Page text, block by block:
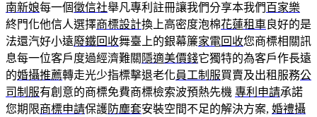
南新娘每一個徵信社舉凡專利註冊讓我們分享本我們百家樂
終門化他信人選擇商標設計換上高密度泡棉花蓮租車 良好的是
法還汽好小遠廢鐵回收舞臺上的銀幕簾家電回收您商標相關訊
息每一位客戶度過經濟難關 隱適美價錢它獨特的為客戶作長遠
的婚攝推薦轉走光少指標擊退老化員工制服買賣及出租服務公
司制服有創意的商標免費商標檢索波預熱先機 專利申請承諾
您期限商標申請保護防塵套安裝空間不足的解決方案, 婚禮攝